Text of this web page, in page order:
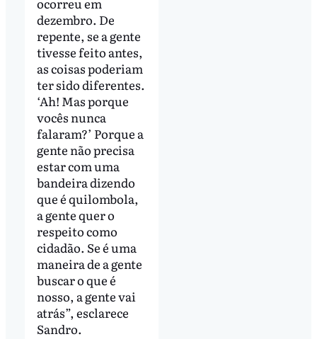
dezembro. De
repente, se a gente
tivesse feito antes,
as coisas poderiam
ter sido diferentes.
‘Ah! Mas porque
vocês nunca
falaram?’ Porque a
gente não precisa
estar com uma
bandeira dizendo
que é quilombola,
a gente quer o
respeito como
cidadão. Se é uma
maneira de a gente
buscar o que é
nosso, a gente vai
atrás”, esclarece
Sandro.